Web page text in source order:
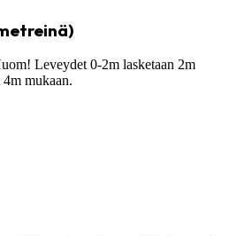
Leveydet 0-2m lasketaan 2m
mukaan.